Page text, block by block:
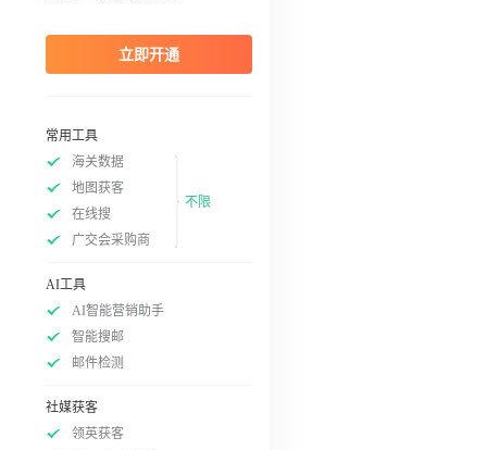
立即开通
常用工具
海关数据
地图获客
在线搜
广交会采购商
不限
AI工具
AI智能营销助手
智能搜邮
邮件检测
社媒获客
领英获客